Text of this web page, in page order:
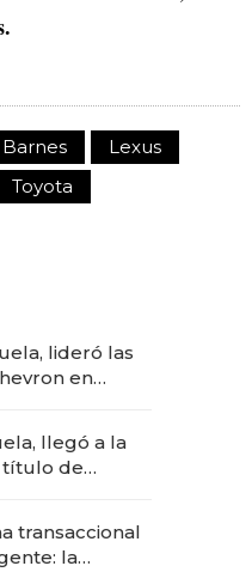
Lexus
Toyota
lideró las
en
llegó a la
título de
transaccional
la